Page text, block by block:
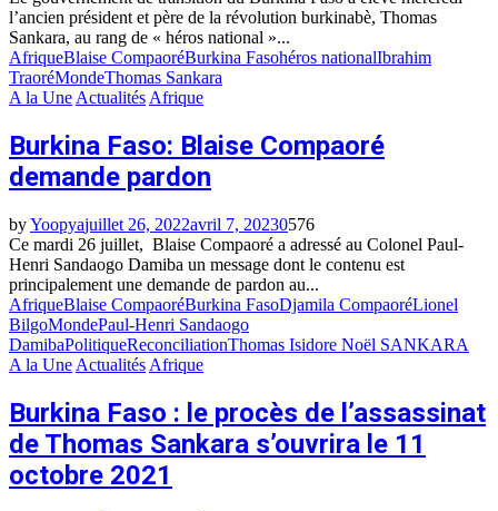
l’ancien président et père de la révolution burkinabè, Thomas
Sankara, au rang de « héros national »...
AfriqueBlaise CompaoréBurkina Fasohéros nationalIbrahim
TraoréMondeThomas Sankara
A la Une Actualités Afrique
Burkina Faso: Blaise Compaoré
demande pardon
byYoopyajuillet 26, 2022avril 7, 20230576
Ce mardi 26 juillet, Blaise Compaoré a adressé au Colonel Paul-
Henri Sandaogo Damiba un message dont le contenu est
principalement une demande de pardon au...
AfriqueBlaise CompaoréBurkina FasoDjamila CompaoréLionel
BilgoMondePaul-Henri Sandaogo
DamibaPolitiqueReconciliationThomas Isidore Noël SANKARA
A la Une Actualités Afrique
Burkina Faso : le procès de l’assassinat
de Thomas Sankara s’ouvrira le 11
octobre 2021